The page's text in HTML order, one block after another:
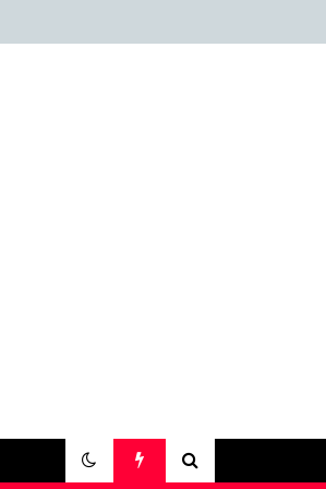
हुई तो खनन लाभदायक नहीं है